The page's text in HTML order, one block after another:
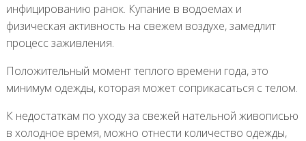
инфицированию ранок. Купание в водоемах и
физическая активность на свежем воздухе, замедлит
процесс заживления.
Положительный момент теплого времени года, это
минимум одежды, которая может соприкасаться с телом.
К недостаткам по уходу за свежей нательной живописью
в холодное время, можно отнести количество одежды,